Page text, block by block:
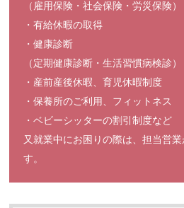
（雇用保険・社会保険・労災保険）
・有給休暇の取得
・健康診断
（定期健康診断・生活習慣病検診）
・産前産後休暇、育児休暇制度
・保養所のご利用、フィットネス
・ベビーシッターの割引制度など
又就業中にお困りの際は、担当営
す。